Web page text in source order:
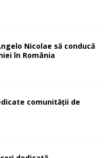
Nicolae să conducă
în România
comunității de